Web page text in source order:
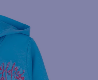
. impermeable
8. chaquetas
botas agua
10. pijama